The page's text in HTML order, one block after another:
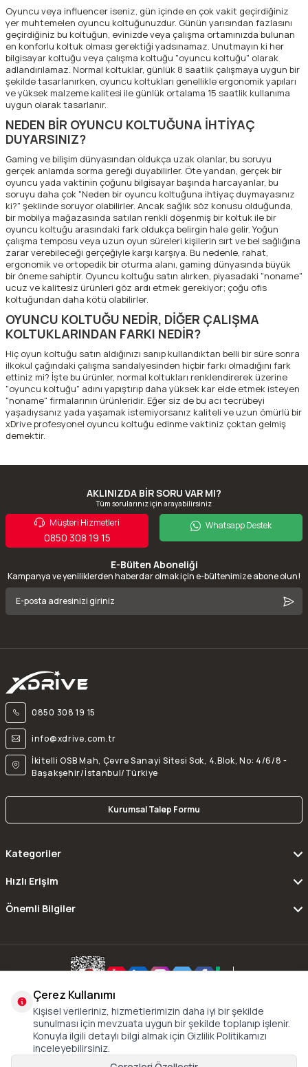
Oyuncu veya influencer iseniz, gün içinde en çok vakit geçirdiğiniz
yer muhtemelen oyuncu koltuğunuzdur. Günün yarısından fazlasını
geçirdiğiniz bu koltuğun, evinizde veya çalışma ortamınızda bulunan
en konforlu koltuk olması gerektiği yadsınamaz. Unutmayın ki her
bilgisayar koltuğu veya çalışma koltuğu "oyuncu koltuğu" olarak
adlandırılamaz. Normal koltuklar, günlük 8 saatlik çalışmaya uygun bir
şekilde tasarlanırken, oyuncu koltukları genellikle ergonomik yapıları
ve yüksek malzeme kalitesi ile günlük ortalama 15 saatlik kullanıma
uygun olarak tasarlanır.
NEDEN BİR OYUNCU KOLTUĞUNA İHTİYAÇ
DUYARSINIZ?
Gaming ve bilişim dünyasından oldukça uzak olanlar, bu soruyu
gerçek anlamda sorma gereği duyabilirler. Öte yandan, gerçek bir
oyuncu yada vaktinin çoğunu bilgisayar başında harcayanlar, bu
soruyu daha çok "Neden bir oyuncu koltuğuna ihtiyaç duymayasınız
ki?" şeklinde soruyor olabilirler. Ancak sağlık söz konusu olduğunda,
bir mobilya mağazasında satılan renkli döşenmiş bir koltuk ile bir
oyuncu koltuğu arasındaki fark oldukça belirgin hale gelir. Yoğun
çalışma temposu veya uzun oyun süreleri kişilerin sırt ve bel sağlığına
zarar verebileceği gerçeğiyle karşı karşıya. Bu nedenle, rahat,
ergonomik ve ortopedik bir oturma alanı, gaming dünyasında büyük
bir öneme sahiptir. Oyuncu koltuğu satın alırken, piyasadaki "noname"
ucuz ve kalitesiz ürünleri göz ardı etmek gerekiyor; çoğu ofis
koltuğundan daha kötü olabilirler.
OYUNCU KOLTUĞU NEDİR, DİĞER ÇALIŞMA
KOLTUKLARINDAN FARKI NEDİR?
Hiç oyun koltuğu satın aldığınızı sanıp kullandıktan belli bir süre sonra
ilkokul çağındaki çalışma sandalyesinden hiçbir farkı olmadığını fark
ettiniz mi? İşte bu ürünler, normal koltukları renklendirerek üzerine
"oyuncu koltuğu" adını yapıştırıp daha yüksek kar elde etmek isteyen
"noname" firmalarının ürünleridir. Eğer siz de bu acı tecrübeyi
yaşadıysanız yada yaşamak istemiyorsanız kaliteli ve uzun ömürlü bir
xDrive profesyonel oyuncu koltuğu edinme vaktiniz çoktan gelmiş
demektir.
AKLINIZDA BİR SORU VAR MI?
Tüm sorularınız için arayabilirsiniz
Müşteri Hizmetleri
0850 308 19 15
Whatsapp Destek
E-Bülten Aboneliği
Kampanya ve yeniliklerden haberdar olmak için e-bültenimize abone olun!
0850 308 19 15
info@xdrive.com.tr
İkitelli OSB Mah, Çevre Sanayi Sitesi Sok, 4.Blok, No: 4/6/8 -
Başakşehir/İstanbul/Türkiye
Kurumsal Talep Formu
Kategoriler
Hızlı Erişim
Önemli Bilgiler
Copyright © 2016 - 2024 xDrive All Rights Reserved.
Çerez Kullanımı
Kişisel verileriniz, hizmetlerimizin daha iyi bir şekilde
sunulması için mevzuata uygun bir şekilde toplanıp işlenir.
Konuyla ilgili detaylı bilgi almak için Gizlilik Politikamızı
inceleyebilirsiniz.